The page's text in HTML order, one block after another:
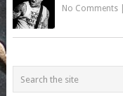
No Comments|